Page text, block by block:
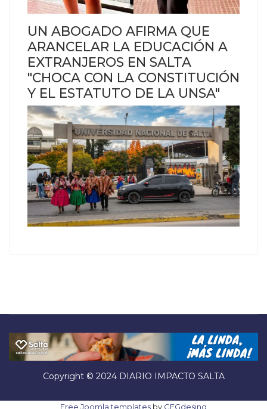
UN ABOGADO AFIRMA QUE
ARANCELAR LA EDUCACIÓN A
EXTRANJEROS EN SALTA
"CHOCA CON LA CONSTITUCIÓN
Y EL ESTATUTO DE LA UNSA"
Copyright © 2024 DIARIO IMPACTO SALTA
Free Joomla templates by CEGdesing